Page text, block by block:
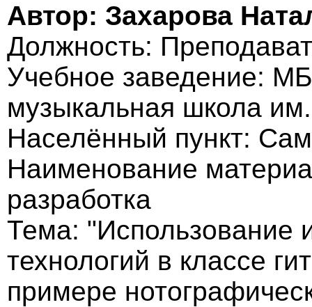
Автор: Захарова
Должность:
Учебное заведение:
музыкальная школа
Населённый пункт:
Наименование
разработка
Тема: "Использование
технологий в классе
примере